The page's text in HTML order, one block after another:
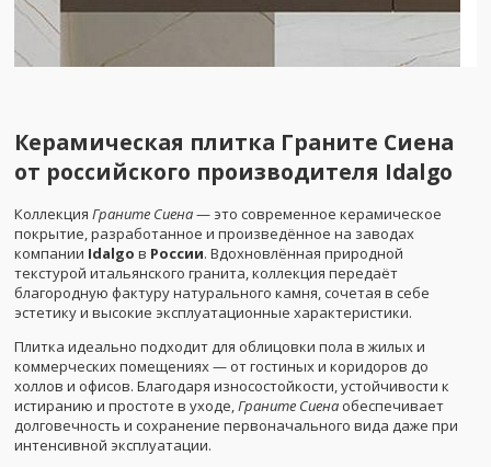
Керамическая плитка Граните Сиена
от российского производителя Idalgo
Коллекция Граните Сиена— это современное керамическое
покрытие, разработанное и произведённое на заводах
компании Idalgo в России. Вдохновлённая природной
текстурой итальянского гранита, коллекция передаёт
благородную фактуру натурального камня, сочетая в себе
эстетику и высокие эксплуатационные характеристики.
Плитка идеально подходит для облицовки пола в жилых и
коммерческих помещениях — от гостиных и коридоров до
холлов и офисов. Благодаря износостойкости, устойчивости к
истиранию и простоте в уходе,Граните Сиена обеспечивает
долговечность и сохранение первоначального вида даже при
интенсивной эксплуатации.